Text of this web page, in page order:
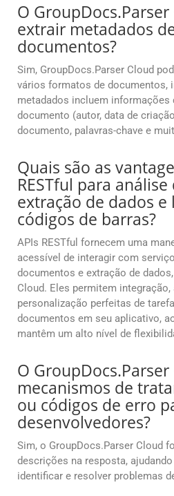
O
extrair metadados
documentos?
Sim, GroupDocs.Parser Cloud
vários formatos de documentos,
metadados incluem informações
documento (autor, data de
documento, palavras-chave e
Quais são as
RESTful para
extração de dados e
códigos de barras?
APIs RESTful fornecem uma
acessível de interagir com
documentos e extração de
Cloud. Eles permitem
personalização perfeitas de
documentos em seu aplicativo,
mantêm um alto nível de
O
mecanismos de
ou códigos de erro
desenvolvedores?
Sim, o GroupDocs.Parser Cloud
descrições na resposta,
identificar e resolver problemas